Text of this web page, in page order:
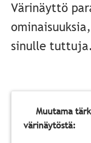
Värinäyttö
sinulle tuttuja.
Muutama
värinäytöstä: